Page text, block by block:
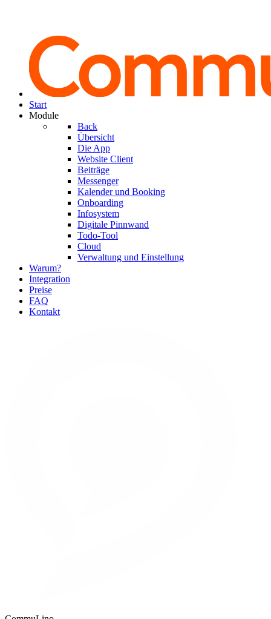
Start
Module
Back
Übersicht
Die App
Website Client
Beiträge
Messenger
Kalender und Booking
Onboarding
Infosystem
Digitale Pinnwand
Todo-Tool
Cloud
Verwaltung und Einstellung
Warum?
Integration
Preise
FAQ
Kontakt